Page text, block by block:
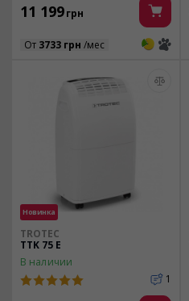
11 199грн
От 3733 грн /мес 3 3
Новинка
TROTEC
TTK 75 E
В наличии
1